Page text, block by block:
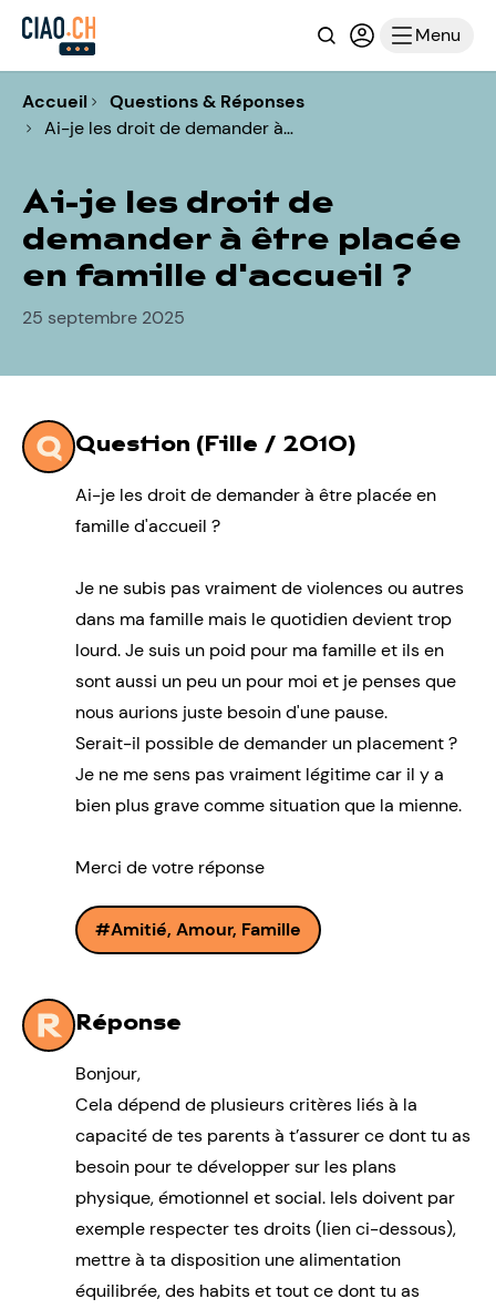
RechercheConnexion
Menu
Accueil
Questions & Réponses
Ai-je les droit de demander à…
Ai-je les droit de
demander à être placée
en famille d'accueil ?
25 septembre 2025
Question (Fille / 2010)
Ai-je les droit de demander à être placée en
famille d'accueil ?
Je ne subis pas vraiment de violences ou autres
dans ma famille mais le quotidien devient trop
lourd. Je suis un poid pour ma famille et ils en
sont aussi un peu un pour moi et je penses que
nous aurions juste besoin d'une pause.
Serait-il possible de demander un placement ?
Je ne me sens pas vraiment légitime car il y a
bien plus grave comme situation que la mienne.
Merci de votre réponse
Amitié, Amour, Famille
Réponse
Bonjour,
Cela dépend de plusieurs critères liés à la
capacité de tes parents à t’assurer ce dont tu as
besoin pour te développer sur les plans
physique, émotionnel et social. Iels doivent par
exemple respecter tes droits (lien ci-dessous),
mettre à ta disposition une alimentation
équilibrée, des habits et tout ce dont tu as